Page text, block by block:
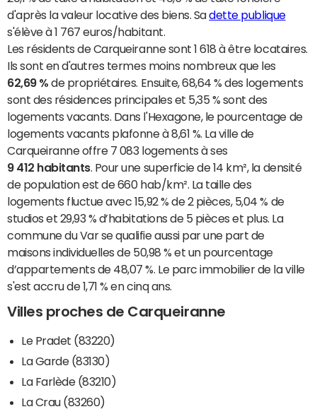
d'après la valeur locative des biens. Sadette publique
s'élève à 1 767 euros/habitant.
Les résidents de Carqueiranne sont 1 618 à être locataires.
Ils sont en d'autres termes moins nombreux que les
62,69 % de propriétaires. Ensuite, 68,64 % des logements
sont des résidences principales et 5,35 % sont des
logements vacants. Dans l'Hexagone, le pourcentage de
logements vacants plafonne à 8,61 %. La ville de
Carqueiranne offre 7 083 logements à ses
9 412 habitants. Pour une superficie de 14 km², la densité
de population est de 660 hab/km². La taille des
logements fluctue avec 15,92 % de 2 pièces, 5,04 % de
studios et 29,93 % d’habitations de 5 pièces et plus. La
commune du Var se qualifie aussi par une part de
maisons individuelles de 50,98 % et un pourcentage
d’appartements de 48,07 %. Le parc immobilier de la ville
s'est accru de 1,71 % en cinq ans.
Villes proches de Carqueiranne
Le Pradet (83220)
La Garde (83130)
La Farlède (83210)
La Crau (83260)